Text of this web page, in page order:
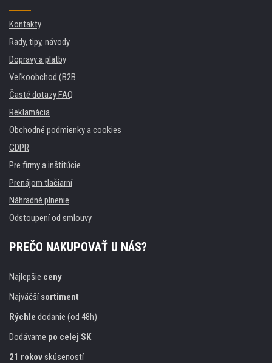
Kontakty
Rady, tipy, návody
Dopravy a platby
Veľkoobchod (B2B
Časté dotazy FAQ
Reklamácia
Obchodné podmienky a cookies
GDPR
Pre firmy a inštitúcie
Prenájom tlačiarní
Náhradné plnenie
Odstoupení od smlouvy
PREČO NAKUPOVAŤ U NÁS?
Najlepšie ceny
Najväčšísortiment
Rýchle dodanie (od 48h)
Dodávame po celej SK
21 rokovskúseností